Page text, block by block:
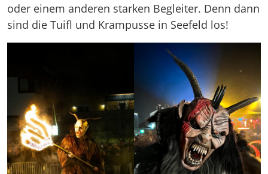
oder einem anderen starken Begleiter. Denn dann
sind die Tuifl und Krampusse in Seefeld los!